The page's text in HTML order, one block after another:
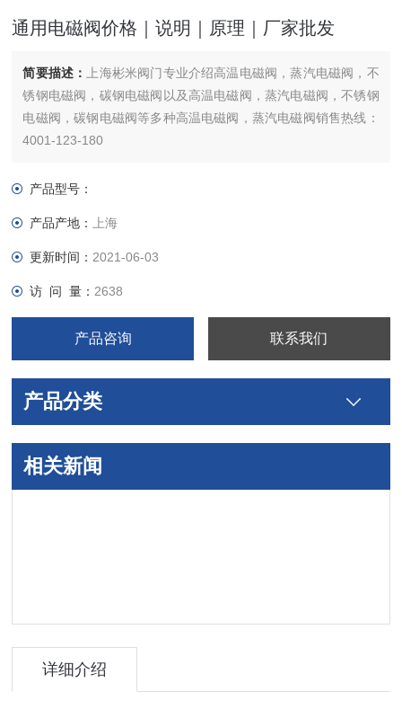
通用电磁阀价格｜说明｜原理｜厂家批发
简要描述：
上海彬米阀门专业介绍高温电磁阀，蒸汽电磁阀，不
锈钢电磁阀，碳钢电磁阀以及高温电磁阀，蒸汽电磁阀，不锈钢
电磁阀，碳钢电磁阀等多种高温电磁阀，蒸汽电磁阀销售热线：
4001-123-180
产品型号：
产品产地： 上海
更新时间： 2021-06-03
访 问 量： 2638
产品咨询 联系我们
产品分类
相关新闻
详细介绍